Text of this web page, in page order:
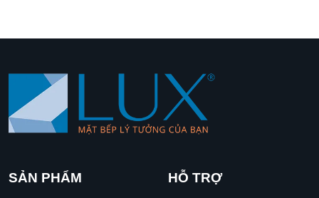
SẢN PHẨM HỖ TRỢ